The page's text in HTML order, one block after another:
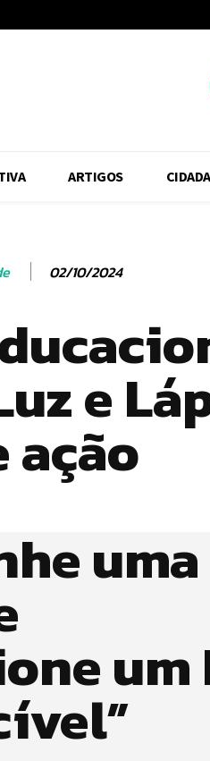
ARTIGOS
02/10/2024
e
ação
uma
um